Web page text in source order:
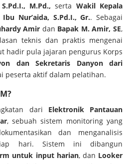
M.Pd., serta Wakil Kepala
Nur’aida, S.Pd.I., Gr.. Sebagai
Amir dan Bapak M. Amir, SE,
teknis dan praktis mengenai
hadir pula jajaran pengurus Korps
dan Sekretaris Danyon dari
peserta aktif dalam pelatihan.
dari Elektronik Pantauan
, sebuah sistem monitoring yang
dan menganalisis
hari. Sistem ini dibangun
untuk input harian, dan Looker